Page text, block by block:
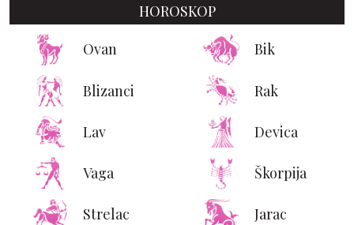
HOROSKOP
Ovan Bik
Blizanci Rak
Lav Devica
Vaga Škorpija
Strelac Jarac